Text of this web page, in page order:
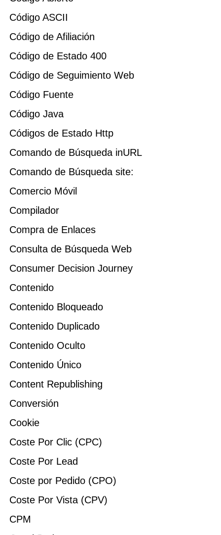
Código ASCII
Código de Afiliación
Código de Estado 400
Código de Seguimiento Web
Código Fuente
Código Java
Códigos de Estado Http
Comando de Búsqueda inURL
Comando de Búsqueda site:
Comercio Móvil
Compilador
Compra de Enlaces
Consulta de Búsqueda Web
Consumer Decision Journey
Contenido
Contenido Bloqueado
Contenido Duplicado
Contenido Oculto
Contenido Único
Content Republishing
Conversión
Cookie
Coste Por Clic (CPC)
Coste Por Lead
Coste por Pedido (CPO)
Coste Por Vista (CPV)
CPM